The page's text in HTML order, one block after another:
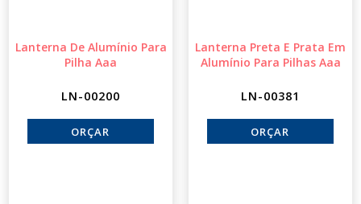
Lanterna De Alumínio Para
Pilha Aaa
LN-00200
Lanterna Preta E Prata Em
Alumínio Para Pilhas Aaa
LN-00381